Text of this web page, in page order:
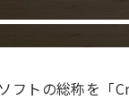
フトの総称を「